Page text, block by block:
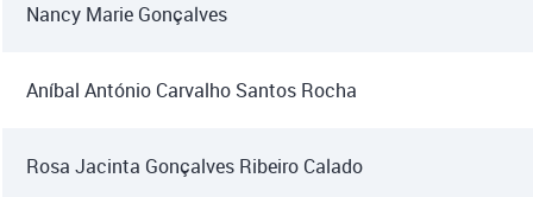
Nancy Marie Gonçalves
Aníbal António Carvalho Santos Rocha
Rosa Jacinta Gonçalves Ribeiro Calado